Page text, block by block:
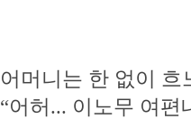
어머니는 한 없이 흐
“어허... 이노무 여